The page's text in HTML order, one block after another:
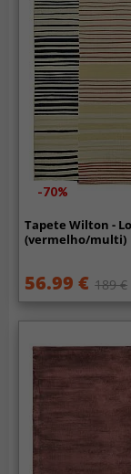
-70%
Tapete Wilton -
(vermelho/multi)
56.99 € 189 €